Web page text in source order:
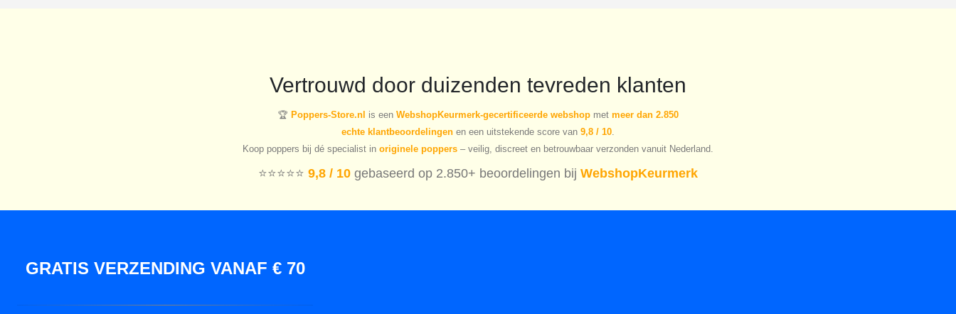
Vertrouwd door duizenden tevreden klanten
🏆 Poppers-Store.nl is een WebshopKeurmerk-gecertificeerde webshop met meer dan 2.850
echte klantbeoordelingen en een uitstekende score van 9,8 / 10.
Koop poppers bij dé specialist in originele poppers – veilig, discreet en betrouwbaar verzonden vanuit Nederland.
⭐️⭐️⭐️⭐️⭐️ 9,8 / 10 gebaseerd op 2.850+ beoordelingen bij WebshopKeurmerk
GRATIS VERZENDING VANAF € 70